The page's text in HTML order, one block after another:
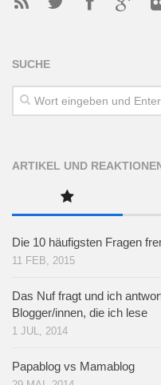
SUCHE
ARTIKEL UND
Die 10 häufigsten Fragen
11 FEB, 2015
Das Nuf fragt und ich
Blogger/innen, die ich lese
1 JUL, 2014
Papablog vs Mamablog